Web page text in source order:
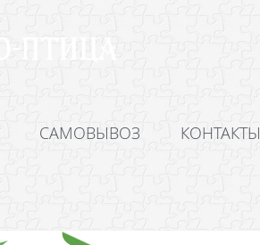
САМОВЫВОЗ КОНТАКТЫ